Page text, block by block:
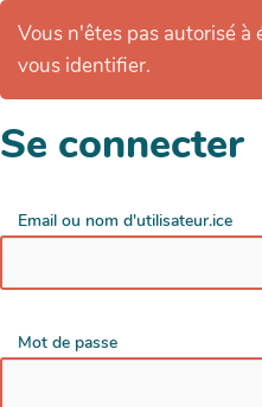
Vous n'êtes pas autorisé
vous identifier.
Se connecter
Email ou nom d'utilisateur.ice
Mot de passe